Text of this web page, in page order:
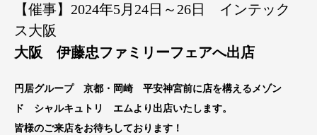
【催事】2024年5月24日～26日 インテック
ス大阪
大阪 伊藤忠ファミリーフェアへ出店
円居グループ 京都・岡崎 平安神宮前に店を構えるメゾン
ド シャルキュトリ エムより出店いたします。
皆様のご来店をお待ちしております！